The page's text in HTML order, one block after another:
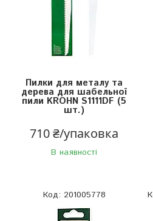
Пилки для металу та
дерева для шабельної
пили KROHN S1111DF (5
шт.)
710 ₴/упаковка
В наявності
201005778